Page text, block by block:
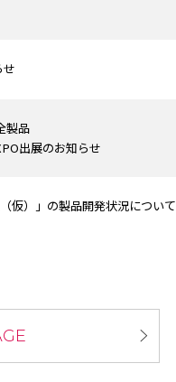
せ
製品
出展のお知らせ
仮）」の製品開発状況について